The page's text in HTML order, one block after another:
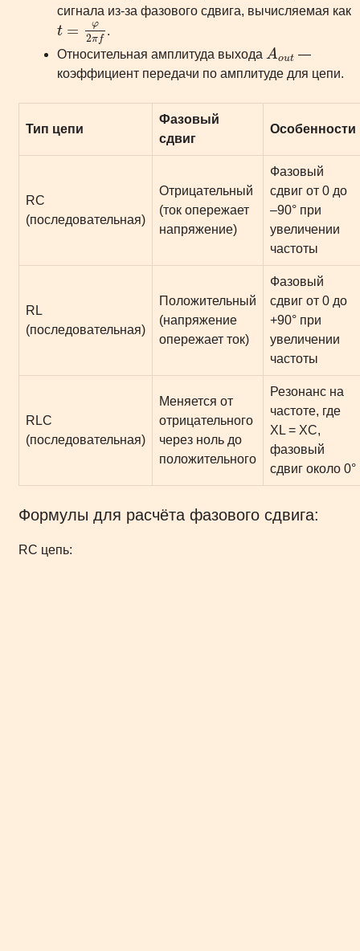
сигнала из-за фазового сдвига, вычисляемая как
t = φ
2πf
.
Относительная амплитуда выхода Aout —
коэффициент передачи по амплитуде для цепи.
Тип цепи
Фазовый
сдвиг
Особенности
RC
(последовательная)
Отрицательный
(ток опережает
напряжение)
Фазовый
сдвиг от 0 до
–90° при
увеличении
частоты
RL
(последовательная)
Положительный
(напряжение
опережает ток)
Фазовый
сдвиг от 0 до
+90° при
увеличении
частоты
RLC
(последовательная)
Меняется от
отрицательного
через ноль до
положительного
Резонанс на
частоте, где
XL = XC,
фазовый
сдвиг около 0°
Формулы для расчёта фазового сдвига:
RC цепь: